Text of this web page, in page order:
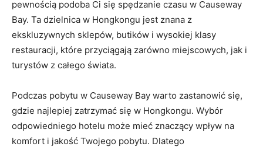
pewnością podoba Ci się spędzanie⁢ czasu w Causeway
Bay. Ta dzielnica w Hongkongu jest znana z
ekskluzywnych sklepów, butików i wysokiej klasy
restauracji,‍ które przyciągają‌ zarówno⁤ miejscowych, jak i
turystów z całego⁣ świata.
Podczas pobytu w Causeway Bay warto zastanowić się,
gdzie najlepiej zatrzymać się⁤ w Hongkongu. Wybór⁤
odpowiedniego hotelu może mieć znaczący wpływ na
komfort i jakość Twojego pobytu.⁢ Dlatego